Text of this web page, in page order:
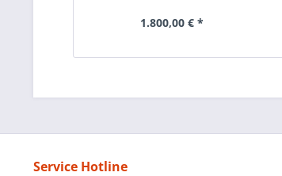
1.800,00 € *
Service Hotline